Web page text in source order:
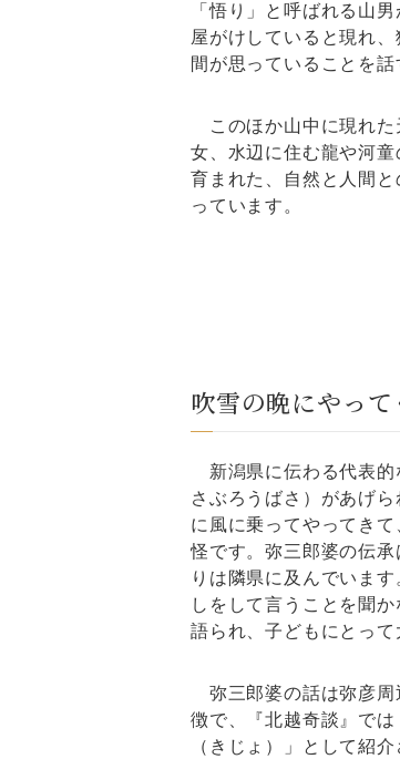
「悟り」と呼ばれる山
屋がけしていると現れ
間が思っていることを話
このほか山中に現れた
女、水辺に住む龍や河
育まれた、自然と人間
っています。
吹雪の晩にやっ
新潟県に伝わる代表的
さぶろうばさ）があげ
に風に乗ってやってき
怪です。弥三郎婆の伝
りは隣県に及んでいま
しをして言うことを聞
語られ、子どもにとって
弥三郎婆の話は弥彦周
徴で、『北越奇談』で
（きじょ）」として紹